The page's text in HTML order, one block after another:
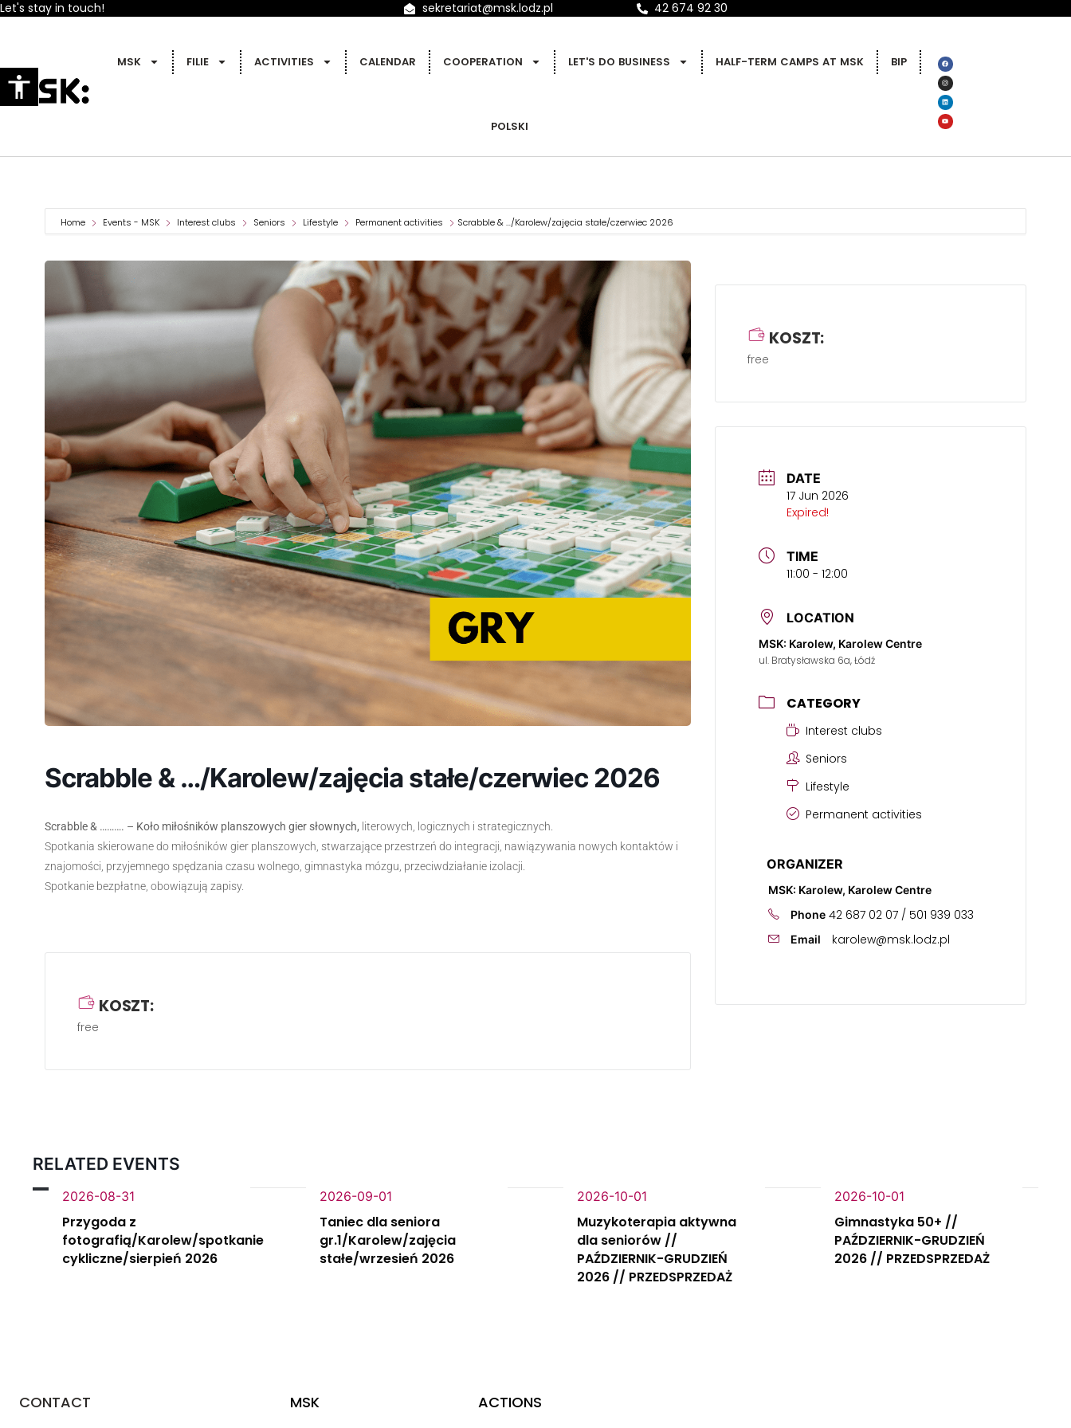
Let's stay in touch! sekretariat@msk.lodz.pl 42 674 92 30
MSK FILIE ACTIVITIES CALENDAR COOPERATION LET'S DO BUSINESS HALF-TERM CAMPS AT MSK BIP
POLSKI
Home Events - MSK Interest clubs Seniors Lifestyle Permanent activities Scrabble & …/Karolew/zajęcia stałe/czerwiec 2026
Scrabble & …/Karolew/zajęcia stałe/czerwiec 2026
Scrabble & ………. – Koło miłośników planszowych gier słownych, literowych, logicznych i strategicznych.
Spotkania skierowane do miłośników gier planszowych, stwarzające przestrzeń do integracji, nawiązywania nowych kontaktów i
znajomości, przyjemnego spędzania czasu wolnego, gimnastyka mózgu, przeciwdziałanie izolacji.
Spotkanie bezpłatne, obowiązują zapisy.
KOSZT:
free
DATE
17 Jun 2026
Expired!
TIME
11:00 - 12:00
LOCATION
MSK: Karolew, Karolew Centre
ul. Bratysławska 6a, Łódź
CATEGORY
Interest clubs
Seniors
Lifestyle
Permanent activities
ORGANIZER
MSK: Karolew, Karolew Centre
Phone 42 687 02 07 / 501 939 033
Email karolew@msk.lodz.pl
KOSZT:
free
RELATED EVENTS
2026-08-31
Przygoda z
fotografią/Karolew/spotkanie
cykliczne/sierpień 2026
2026-09-01
Taniec dla seniora
gr.1/Karolew/zajęcia
stałe/wrzesień 2026
2026-10-01
Muzykoterapia aktywna
dla seniorów //
PAŹDZIERNIK-GRUDZIEŃ
2026 // PRZEDSPRZEDAŻ
2026-10-01
Gimnastyka 50+ //
PAŹDZIERNIK-GRUDZIEŃ
2026 // PRZEDSPRZEDAŻ
CONTACT MSK ACTIONS